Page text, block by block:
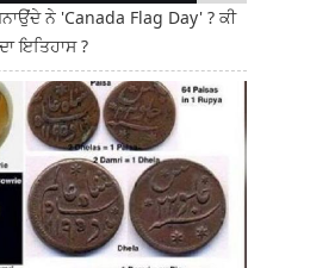
ਨੇ 'Canada Flag Day' ? ਕੀ
ਇਤਿਹਾਸ ?